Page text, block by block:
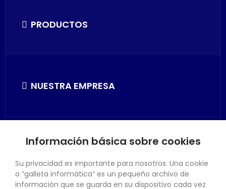
PRODUCTOS
NUESTRA EMPRESA
SU CUENTA
Información básica sobre cookies
Su privacidad es importante para nosotros. Una cookie
o “galleta informática” es un pequeño archivo de
información que se guarda en su dispositivo cada vez